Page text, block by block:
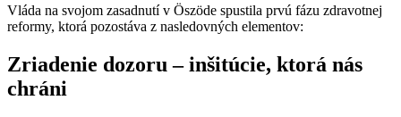
Vláda na svojom zasadnutí v Öszöde spustila prvú fázu zdravotnej
reformy, ktorá pozostáva z nasledovných elementov:
Zriadenie dozoru – inšitúcie, ktorá nás
chráni